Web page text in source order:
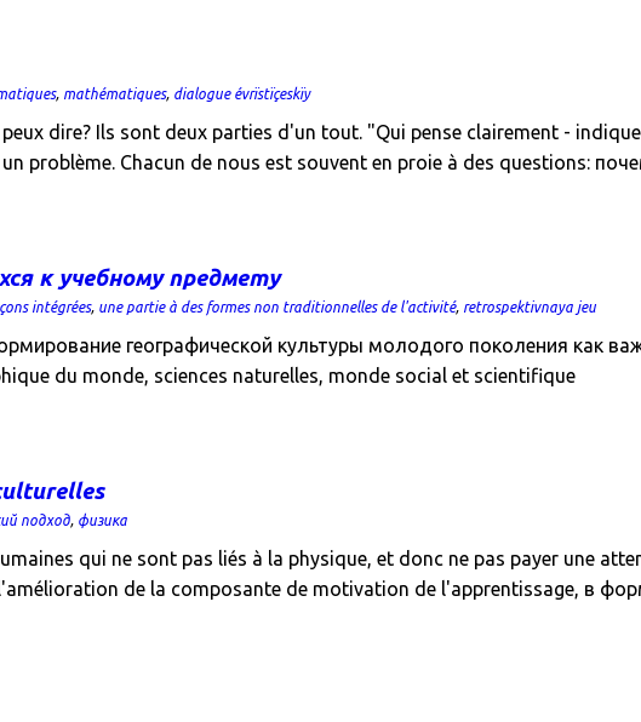
, mathématiques, dialogue évrïstïçeskïy
dire? Ils sont deux parties d'un tout. "Qui pense clairement -
problème. Chacun de nous est souvent en proie à des questions:
к учебному предмету
intégrées, une partie à des formes non traditionnelles de l'activité, retrospektivnaya jeu
географической культуры молодого поколения как
du monde, sciences naturelles, monde social et scientifique
подход, физика
qui ne sont pas liés à la physique, et donc ne pas payer une
de la composante de motivation de l'apprentissage, в